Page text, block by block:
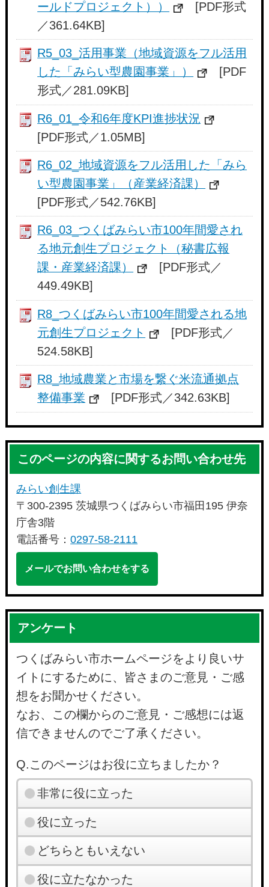
ールドプロジェクト））
[PDF形式
／361.64KB]
R5_03_活用事業（地域資源をフル活用
した「みらい型農園事業」）
[PDF
形式／281.09KB]
R6_01_令和6年度KPI進捗状況
[PDF形式／1.05MB]
R6_02_地域資源をフル活用した「みら
い型農園事業」（産業経済課）
[PDF形式／542.76KB]
R6_03_つくばみらい市100年間愛され
る地元創生プロジェクト（秘書広報
課・産業経済課）
[PDF形式／
449.49KB]
R8_つくばみらい市100年間愛される地
元創生プロジェクト
[PDF形式／
524.58KB]
R8_地域農業と市場を繋ぐ米流通拠点
整備事業
[PDF形式／342.63KB]
このページの内容に関するお問い合わせ先
みらい創生課
〒300-2395 茨城県つくばみらい市福田195 伊奈
庁舎3階
電話番号：0297-58-2111
メールでお問い合わせをする
アンケート
つくばみらい市ホームページをより良いサ
イトにするために、皆さまのご意見・ご感
想をお聞かせください。
なお、この欄からのご意見・ご感想には返
信できませんのでご了承ください。
Q.このページはお役に立ちましたか？
非常に役に立った
役に立った
どちらともいえない
役に立たなかった